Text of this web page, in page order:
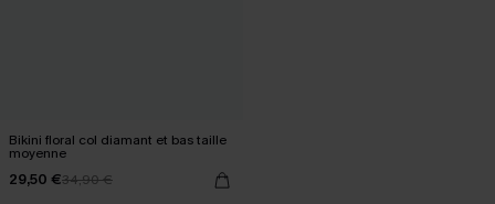
Bikini floral col diamant et bas taille
moyenne
29,50 €34,90 €